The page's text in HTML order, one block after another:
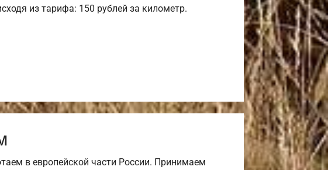
из тарифа: 150 рублей за километр.
в европейской части России. Принимаем